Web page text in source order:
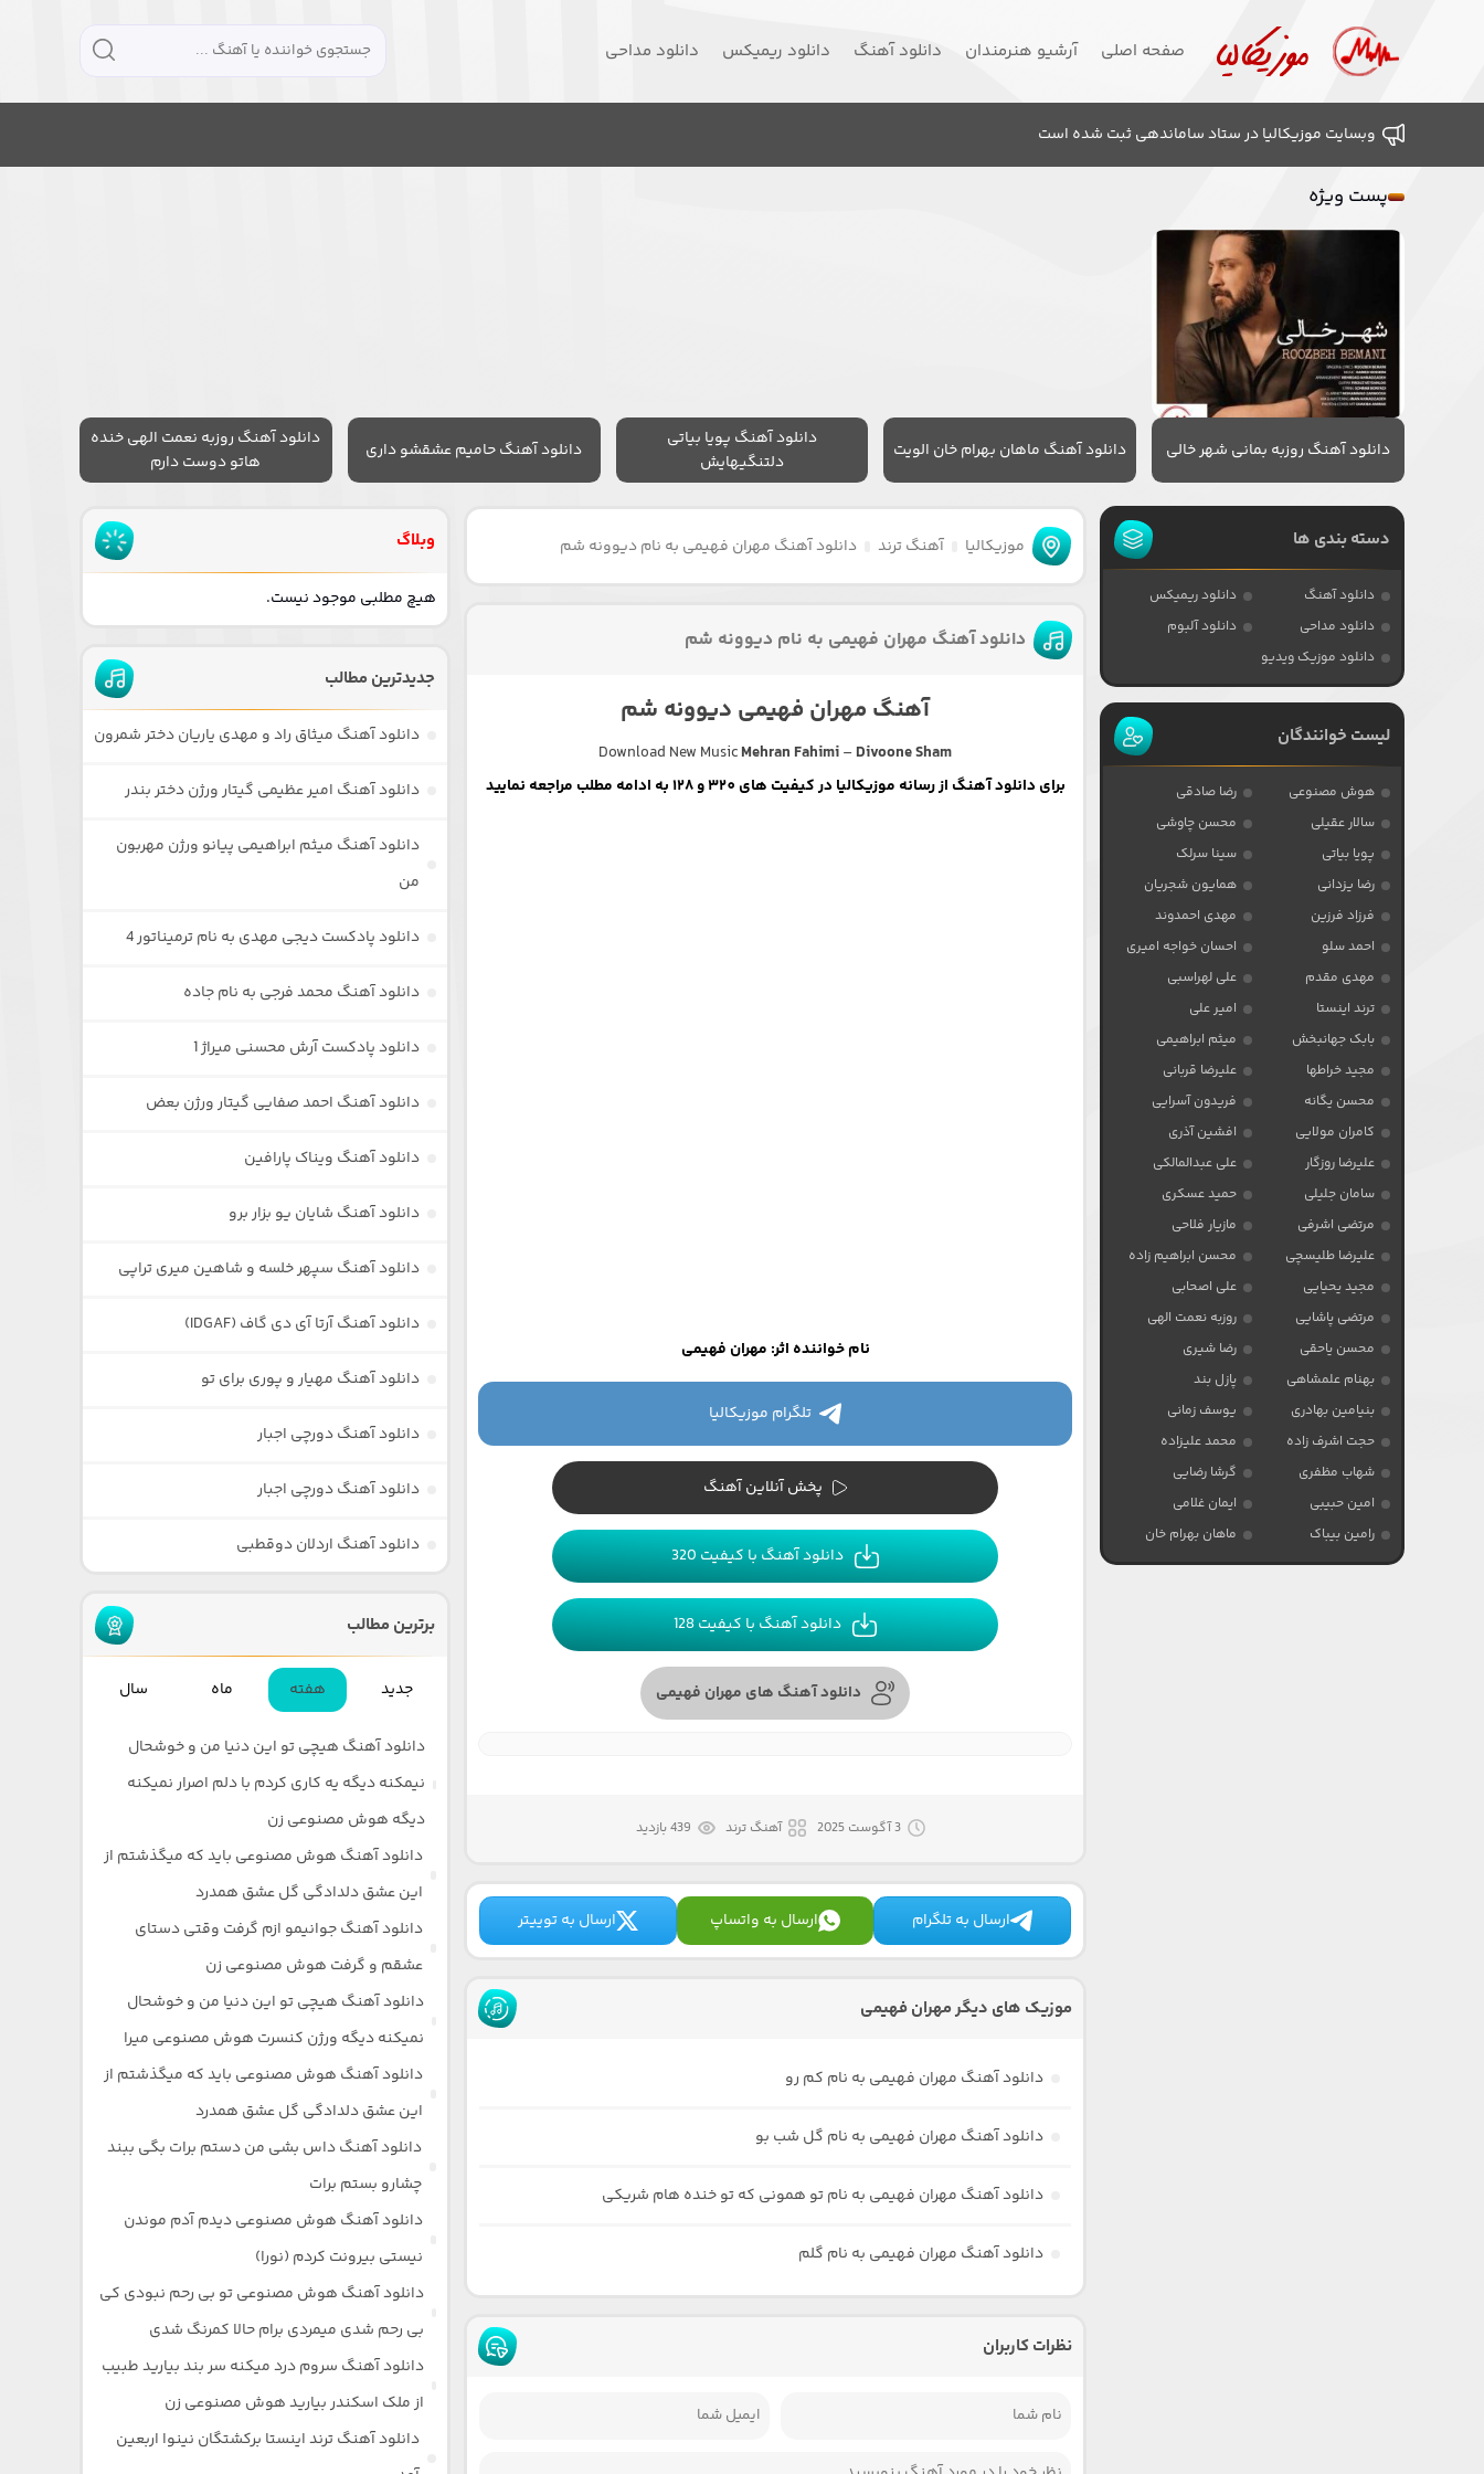
صفحه اصلی آرشیو هنرمندان دانلود آهنگ دانلود ریمیکس دانلود مداحی
وبسایت موزیکالیا در ستاد ساماندهی ثبت شده است
پست ویژه
دانلود آهنگ روزبه بمانی شهر خالی دانلود آهنگ ماهان بهرام خان الویت
دانلود آهنگ پویا بیاتی
دلتنگیهایش
دانلود آهنگ حامیم عشقشو داری
دانلود آهنگ روزبه نعمت الهی خنده
هاتو دوست دارم
موزیکالیا آهنگ ترند دانلود آهنگ مهران فهیمی به نام دیوونه شم
دانلود آهنگ مهران فهیمی به نام دیوونه شم
آهنگ مهران فهیمی دیوونه شم
Download New MusicMehran Fahimi– Divoone Sham
برای دانلود آهنگ از رسانه موزیکالیا در کیفیت های 320 و 128 به ادامه مطلب مراجعه نمایید
نام خواننده اثر: مهران فهیمی
تلگرام موزیکالیا
پخش آنلاین آهنگ
دانلود آهنگ با کیفیت 320
دانلود آهنگ با کیفیت 128
دانلود آهنگ های مهران فهیمی
3 آگوست 2025 آهنگ ترند 439 بازدید
ارسال به تلگرام ارسال به واتساپ ارسال به توییتر
موزیک های دیگر مهران فهیمی
دانلود آهنگ مهران فهیمی به نام کم رو
دانلود آهنگ مهران فهیمی به نام گل شب بو
دانلود آهنگ مهران فهیمی به نام تو همونی که تو خنده هام شریکی
دانلود آهنگ مهران فهیمی به نام گلم
نظرات کاربران
دسته بندی ها
دانلود آهنگ
دانلود ریمیکس
دانلود مداحی
دانلود آلبوم
دانلود موزیک ویدیو
لیست خوانندگان
هوش مصنوعی
رضا صادقی
سالار عقیلی
محسن چاوشی
پویا بیاتی
سینا سرلک
رضا یزدانی
همایون شجریان
فرزاد فرزین
مهدی احمدوند
احمد سلو
احسان خواجه امیری
مهدی مقدم
علی لهراسبی
ترند اینستا
امیر علی
بابک جهانبخش
میثم ابراهیمی
مجید خراطها
علیرضا قربانی
محسن یگانه
فریدون آسرایی
کامران مولایی
افشین آذری
علیرضا روزگار
علی عبدالمالکی
سامان جلیلی
حمید عسکری
مرتضی اشرفی
مازیار فلاحی
علیرضا طلیسچی
محسن ابراهیم زاده
مجید یحیایی
علی اصحابی
مرتضی پاشایی
روزبه نعمت الهی
محسن یاحقی
رضا شیری
بهنام علمشاهی
پازل بند
بنیامین بهادری
یوسف زمانی
حجت اشرف زاده
محمد علیزاده
شهاب مظفری
گرشا رضایی
امین حبیبی
ایمان غلامی
رامین بیباک
ماهان بهرام خان
وبلاگ
هیچ مطلبی موجود نیست.
جدیدترین مطالب
دانلود آهنگ میثاق راد و مهدی یاریان دختر شمرون
دانلود آهنگ امیر عظیمی گیتار ورژن دختر بندر
دانلود آهنگ میثم ابراهیمی پیانو ورژن مهربون
من
دانلود پادکست دیجی مهدی به نام ترمیناتور 4
دانلود آهنگ محمد فرجی به نام جاده
دانلود پادکست آرش محسنی میراژ 1
دانلود آهنگ احمد صفایی گیتار ورژن بعض
دانلود آهنگ ویناک پارافین
دانلود آهنگ شایان یو بزار برو
دانلود آهنگ سپهر خلسه و شاهین میری تراپی
دانلود آهنگ آرتا آی دی گاف (IDGAF)
دانلود آهنگ مهیار و پوری برای تو
دانلود آهنگ دورچی اجبار
دانلود آهنگ دورچی اجبار
دانلود آهنگ اردلان دوقطبی
برترین مطالب
جدید هفته ماه سال
دانلود آهنگ هیچی تو این دنیا من و خوشحال
نیمکنه دیگه یه کاری کردم با دلم اصرار نمیکنه
دیگه هوش مصنوعی زن
دانلود آهنگ هوش مصنوعی باید که میگذشتم از
این عشق دلدادگی گل عشق همدرد
دانلود آهنگ جوانیمو ازم گرفت وقتی دستای
عشقم و گرفت هوش مصنوعی زن
دانلود آهنگ هیچی تو این دنیا من و خوشحال
نمیکنه دیگه ورژن کنسرت هوش مصنوعی میرا
دانلود آهنگ هوش مصنوعی باید که میگذشتم از
این عشق دلدادگی گل عشق همدرد
دانلود آهنگ داس بشی من دستم برات بگی ببند
چشارو بستم برات
دانلود آهنگ هوش مصنوعی دیدم آدم موندن
نیستی بیرونت کردم (نورا)
دانلود آهنگ هوش مصنوعی تو بی رحم نبودی کی
بی رحم شدی میمردی برام حالا کمرنگ شدی
دانلود آهنگ سروم درد میکنه سر بند بیارید طبیب
از ملک اسکندر بیارید هوش مصنوعی زن
دانلود آهنگ ترند اینستا برکشتگان نینوا اربعین